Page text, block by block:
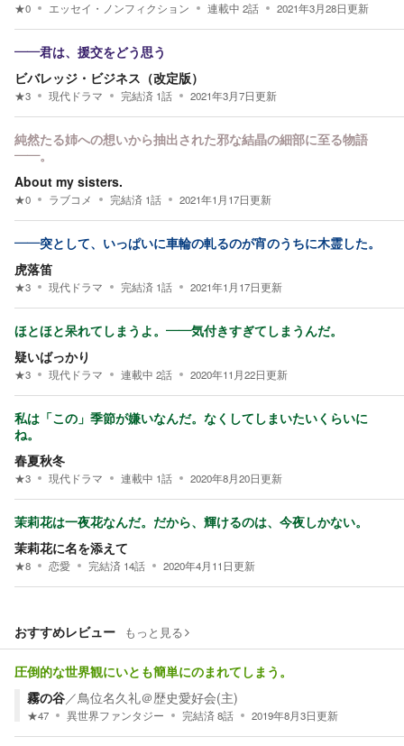
★0 エッセイ・ノンフィクション 連載中 2話 2021年3月28日更新
――君は、援交をどう思う
ビバレッジ・ビジネス（改定版）
★3 現代ドラマ 完結済 1話 2021年3月7日更新
純然たる姉への想いから抽出された邪な結晶の細部に至る物語
――。
About my sisters.
★0 ラブコメ 完結済 1話 2021年1月17日更新
――突として、いっぱいに車輪の軋るのが宵のうちに木霊した。
虎落笛
★3 現代ドラマ 完結済 1話 2021年1月17日更新
ほとほと呆れてしまうよ。――気付きすぎてしまうんだ。
疑いばっかり
★3 現代ドラマ 連載中 2話 2020年11月22日更新
私は「この」季節が嫌いなんだ。なくしてしまいたいくらいに
ね。
春夏秋冬
★3 現代ドラマ 連載中 1話 2020年8月20日更新
茉莉花は一夜花なんだ。だから、輝けるのは、今夜しかない。
茉莉花に名を添えて
★8 恋愛 完結済 14話 2020年4月11日更新
おすすめレビュー もっと見る
圧倒的な世界観にいとも簡単にのまれてしまう。
霧の谷／鳥位名久礼＠歴史愛好会(主)
★47 異世界ファンタジー 完結済8話 2019年8月3日更新